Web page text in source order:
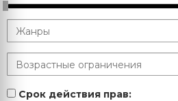
Срок действия прав: